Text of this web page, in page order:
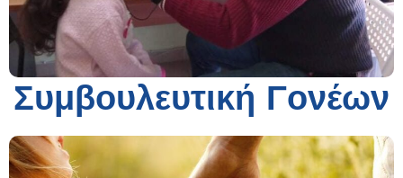
Συμβουλευτική Γονέων